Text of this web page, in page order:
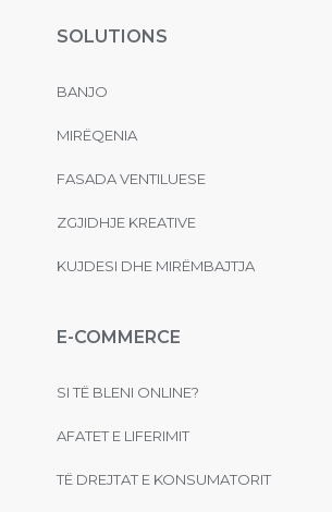
SOLUTIONS
BANJO
MIRËQENIA
FASADA VENTILUESE
ZGJIDHJE KREATIVE
KUJDESI DHE MIRËMBAJTJA
E-COMMERCE
SI TË BLENI ONLINE?
AFATET E LIFERIMIT
TË DREJTAT E KONSUMATORIT